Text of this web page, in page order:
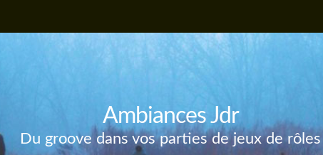
Ambiances Jdr
Du groove dans vos parties de jeux de rôles